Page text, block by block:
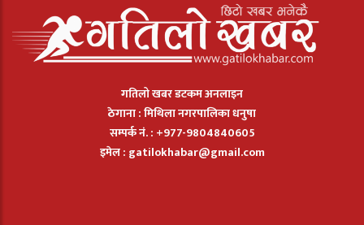
गतिलो खबर डटकम अनलाइन
ठेगाना : मिथिला नगरपालिका धनुषा
सम्पर्क नं. : +977-9804840605
इमेल : gatilokhabar@gmail.com